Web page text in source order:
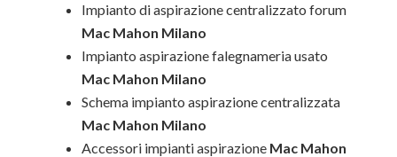
Impianto di aspirazione centralizzato forum
Mac Mahon Milano
Impianto aspirazione falegnameria usato
Mac Mahon Milano
Schema impianto aspirazione centralizzata
Mac Mahon Milano
Accessori impianti aspirazione Mac Mahon